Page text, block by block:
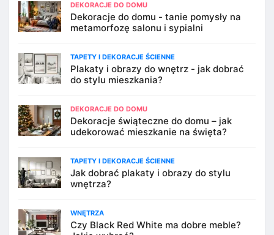
DEKORACJE DO DOMU
Dekoracje do domu - tanie pomysły na
metamorfozę salonu i sypialni
TAPETY I DEKORACJE ŚCIENNE
Plakaty i obrazy do wnętrz - jak dobrać
do stylu mieszkania?
DEKORACJE DO DOMU
Dekoracje świąteczne do domu – jak
udekorować mieszkanie na święta?
TAPETY I DEKORACJE ŚCIENNE
Jak dobrać plakaty i obrazy do stylu
wnętrza?
WNĘTRZA
Czy Black Red White ma dobre meble?